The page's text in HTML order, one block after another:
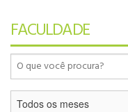
EDUCAÇÃO
FACULDADE
90
92
93